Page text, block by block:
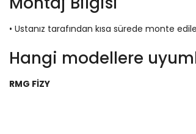
• Ustanız tarafından kısa sürede monte
Hangi modellere
RMG FİZY